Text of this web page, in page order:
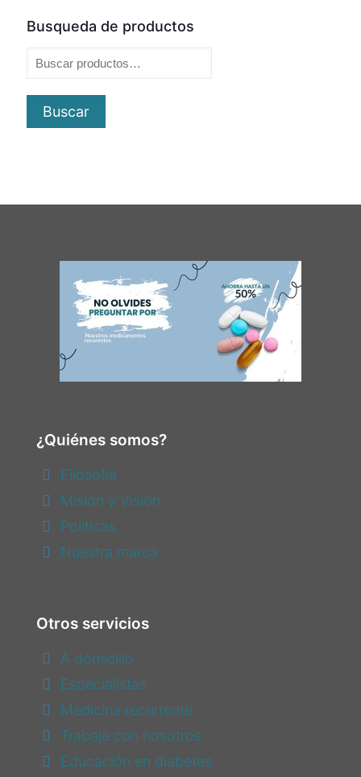
Busqueda de productos
Buscar
Buscar
¿Quiénes somos?
Filosofia
Misión y Visión
Politicas
Nuestra marca
Otros servicios
A domicilio
Especialistas
Medicina recurrente
Trabaja con nosotros
Educación en diabetes